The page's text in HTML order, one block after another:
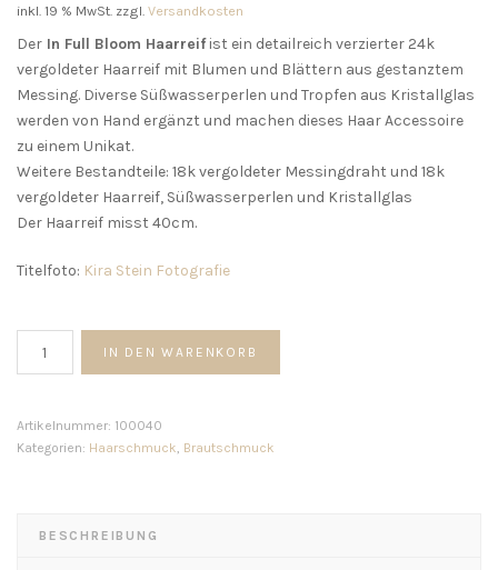
inkl. 19 % MwSt. zzgl. Versandkosten
Der In Full Bloom Haarreifist ein detailreich verzierter 24k
vergoldeter Haarreif mit Blumen und Blättern aus gestanztem
Messing. Diverse Süßwasserperlen und Tropfen aus Kristallglas
werden von Hand ergänzt und machen dieses Haar Accessoire
zu einem Unikat.
Weitere Bestandteile: 18k vergoldeter Messingdraht und 18k
vergoldeter Haarreif, Süßwasserperlen und Kristallglas
Der Haarreif misst 40cm.
Titelfoto: Kira Stein Fotografie
Haarreif
Menge
IN DEN WARENKORB
Artikelnummer: 100040
Kategorien: Haarschmuck, Brautschmuck
BESCHREIBUNG